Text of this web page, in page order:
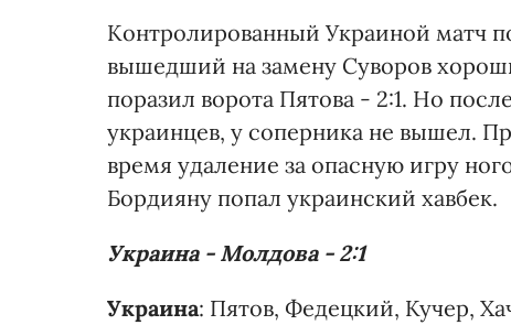
Контролированный Украиной матч
вышедший на замену Суворов
поразил ворота Пятова - 2:1. Но
украинцев, у соперника не вышел.
время удаление за опасную игру
Бордияну попал украинский хавбек.
Украина - Молдова - 2:1
Украина: Пятов, Федецкий, Кучер,